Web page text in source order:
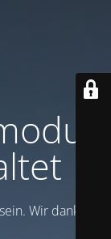
Wir danken